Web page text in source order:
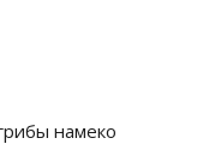
намеко